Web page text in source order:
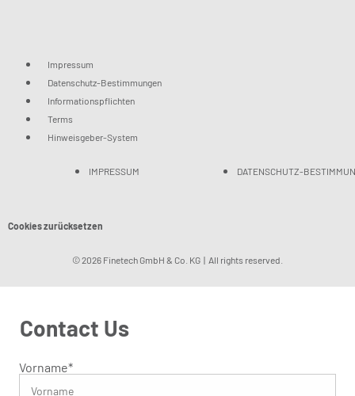
Impressum
Datenschutz-Bestimmungen
Informationspflichten
Terms
Hinweisgeber-System
IMPRESSUM DATENSCHUTZ-
Cookies zurücksetzen
© 2026 Finetech GmbH & Co. KG | All rights reserved.
Contact Us
Vorname*